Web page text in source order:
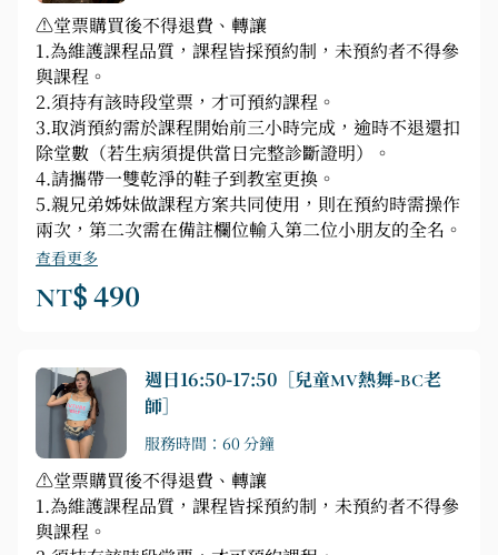
⚠️堂票購買後不得退費、轉讓
1.為維護課程品質，課程皆採預約制，未預約者不得參
與課程。
2.須持有該時段堂票，才可預約課程。
3.取消預約需於課程開始前三小時完成，逾時不退還扣
除堂數（若生病須提供當日完整診斷證明）。
4.請攜帶一雙乾淨的鞋子到教室更換。
5.親兄弟姊妹做課程方案共同使用，則在預約時需操作
兩次，第二次需在備註欄位輸入第二位小朋友的全名。
查看更多
NT$ 490
週日16:50-17:50［兒童MV熱舞-BC老
師］
服務時間：60 分鐘
⚠️堂票購買後不得退費、轉讓
1.為維護課程品質，課程皆採預約制，未預約者不得參
與課程。